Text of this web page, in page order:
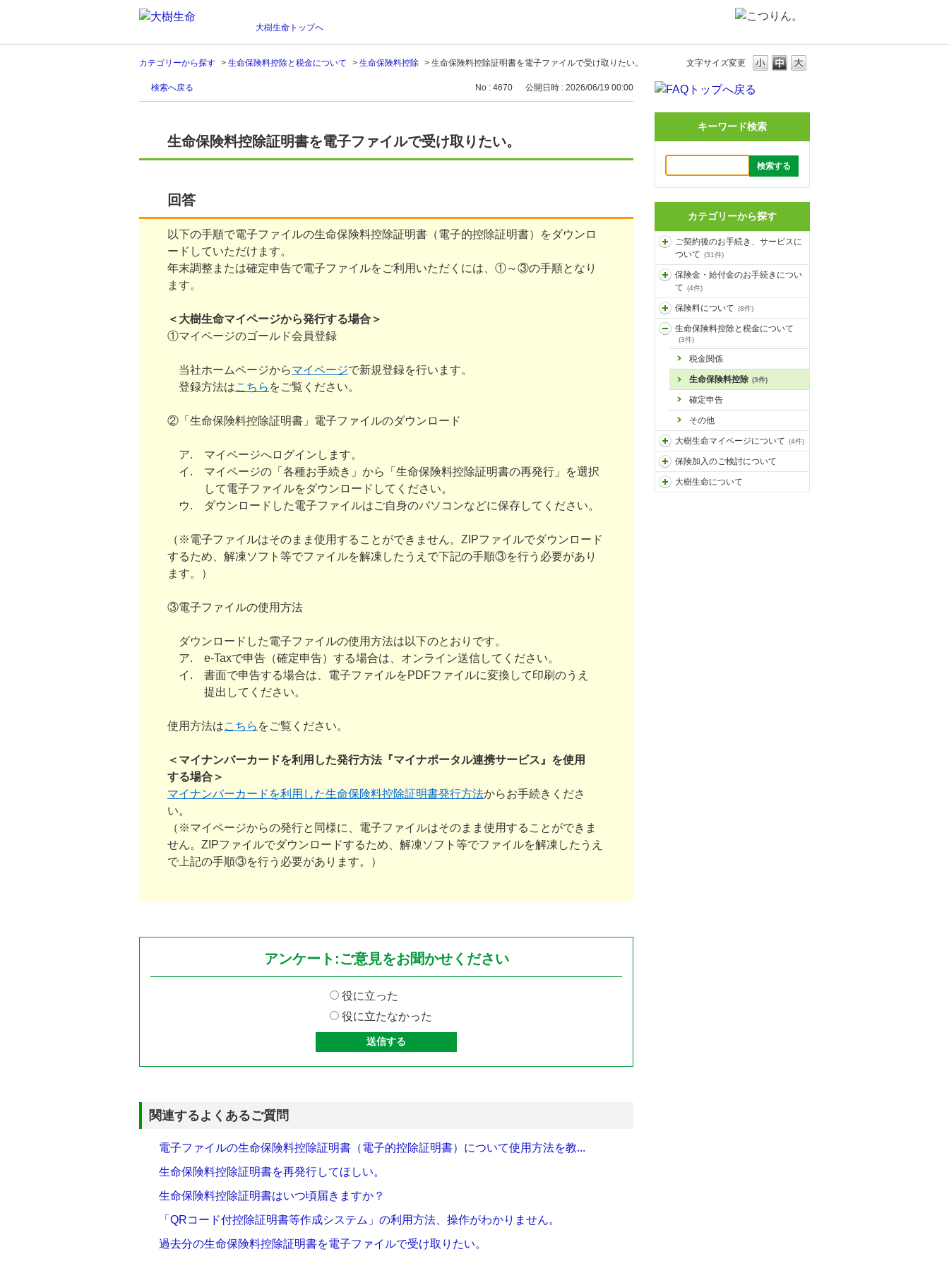
大樹生命トップへ
文字サイズ変更
カテゴリーから探す > 生命保険料控除と税金について > 生命保険料控除 > 生命保険料控除証明書を電子ファイルで受け取りたい。
キーワード検索
カテゴリーから探す
ご契約後のお手続き、サービスに
ついて (31件)
保険金・給付金のお手続きについ
て (4件)
保険料について (8件)
生命保険料控除と税金について
(3件)
税金関係
生命保険料控除 (3件)
確定申告
その他
大樹生命マイページについて (4件)
保険加入のご検討について
大樹生命について
検索へ戻る No : 4670 公開日時 : 2026/06/19 00:00
生命保険料控除証明書を電子ファイルで受け取りたい。
回答
以下の手順で電子ファイルの生命保険料控除証明書（電子的控除証明書）をダウンロ
ードしていただけます。
年末調整または確定申告で電子ファイルをご利用いただくには、①～③の手順となり
ます。
＜大樹生命マイページから発行する場合＞
①マイページのゴールド会員登録
当社ホームページからマイページで新規登録を行います。
登録方法はこちら をご覧ください。
②「生命保険料控除証明書」電子ファイルのダウンロード
ア. マイページへログインします。
イ. マイページの「各種お手続き」から「生命保険料控除証明書の再発行」を選択
して電子ファイルをダウンロードしてください。
ウ. ダウンロードした電子ファイルはご自身のパソコンなどに保存してください。
（※電子ファイルはそのまま使用することができません。ZIPファイルでダウンロード
するため、解凍ソフト等でファイルを解凍したうえで下記の手順③を行う必要があり
ます。）
③電子ファイルの使用方法
ダウンロードした電子ファイルの使用方法は以下のとおりです。
ア. e-Taxで申告（確定申告）する場合は、オンライン送信してください。
イ. 書面で申告する場合は、電子ファイルをPDFファイルに変換して印刷のうえ
提出してください。
使用方法はこちら をご覧ください。
＜マイナンバーカードを利用した発行方法『マイナポータル連携サービス』を使用
する場合＞
マイナンバーカードを利用した生命保険料控除証明書発行方法からお手続きくださ
い。
（※マイページからの発行と同様に、電子ファイルはそのまま使用することができま
せん。ZIPファイルでダウンロードするため、解凍ソフト等でファイルを解凍したうえ
で上記の手順③を行う必要があります。）
アンケート:ご意見をお聞かせください
役に立った
役に立たなかった
関連するよくあるご質問
電子ファイルの生命保険料控除証明書（電子的控除証明書）について使用方法を教...
生命保険料控除証明書を再発行してほしい。
生命保険料控除証明書はいつ頃届きますか？
「QRコード付控除証明書等作成システム」の利用方法、操作がわかりません。
過去分の生命保険料控除証明書を電子ファイルで受け取りたい。